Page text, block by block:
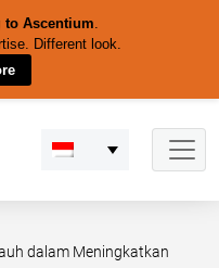
to Ascentium.
Different look.
dalam Meningkatkan